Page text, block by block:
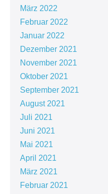
März 2022
Februar 2022
Januar 2022
Dezember 2021
November 2021
Oktober 2021
September 2021
August 2021
Juli 2021
Juni 2021
Mai 2021
April 2021
März 2021
Februar 2021